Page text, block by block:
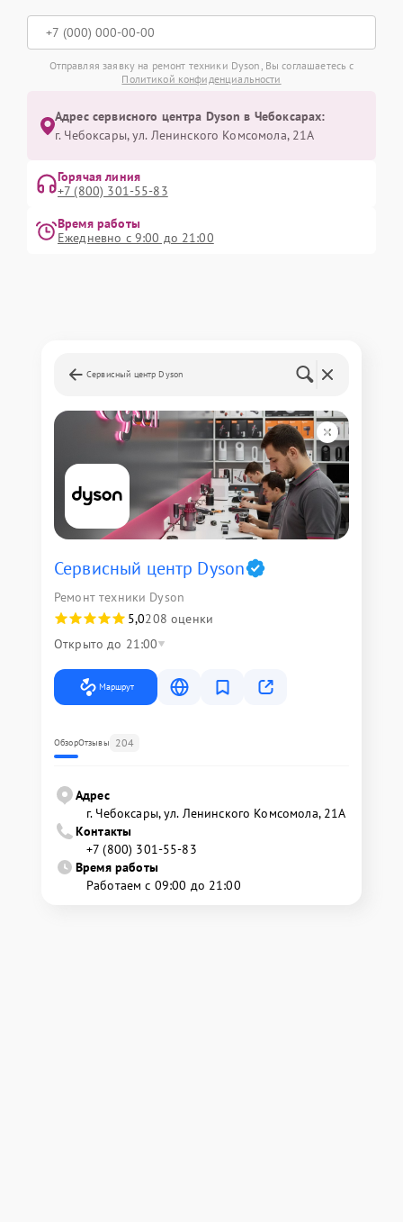
Отправляя заявку на ремонт техники Dyson, Вы соглашаетесь с
Политикой конфиденциальности
Адрес сервисного центра Dyson в Чебоксарах:
г. Чебоксары, ул. Ленинского Комсомола, 21А
Горячая линия
+7 (800) 301-55-83
Время работы
Ежедневно с 9:00 до 21:00
Сервисный центр Dyson
Сервисный центр Dyson
Ремонт техники Dyson
5,0208 оценки
Открыто до 21:00
Маршрут
ОбзорОтзывы 204
Адрес
г. Чебоксары, ул. Ленинского Комсомола, 21А
Контакты
+7 (800) 301-55-83
Время работы
Работаем с 09:00 до 21:00